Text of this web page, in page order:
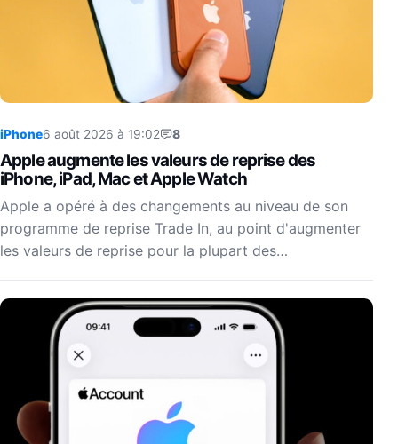
iPhone6 août 2026 à 19:02 8
Apple augmente les valeurs de reprise des
iPhone, iPad, Mac et Apple Watch
Apple a opéré à des changements au niveau de son
programme de reprise Trade In, au point d'augmenter
les valeurs de reprise pour la plupart des…